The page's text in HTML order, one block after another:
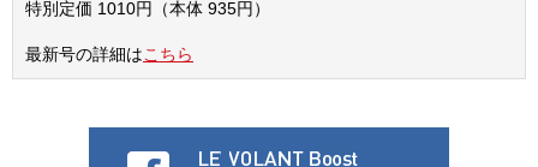
特別定価 1010円（本体 935円）
最新号の詳細はこちら